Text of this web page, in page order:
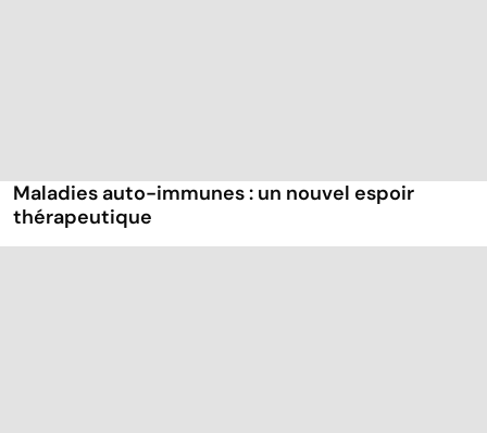
Maladies auto-immunes : un nouvel espoir
thérapeutique